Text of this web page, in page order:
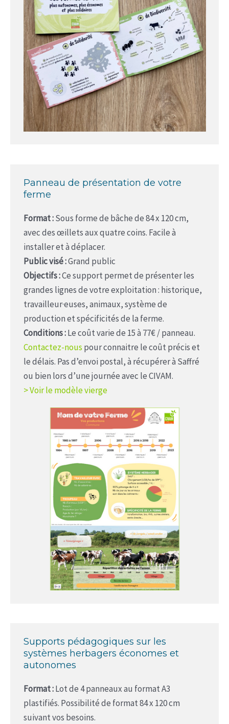
Panneau de présentation de votre
ferme
Format :Sous forme de bâche de 84 x 120 cm,
avec des œillets aux quatre coins. Facile à
installer et à déplacer.
Public visé :Grand public
Objectifs :Ce support permet de présenter les
grandes lignes de votre exploitation : historique,
travailleur·euses, animaux, système de
production et spécificités de la ferme.
Conditions :Le coût varie de 15 à 77€ / panneau.
Contactez-nous pour connaitre le coût précis et
le délais. Pas d’envoi postal, à récupérer à Saffré
ou bien lors d’une journée avec le CIVAM.
> Voir le modèle vierge
Supports pédagogiques sur les
systèmes herbagers économes et
autonomes
Format :Lot de 4 panneaux au format A3
plastifiés. Possibilité de format 84 x 120 cm
suivant vos besoins.